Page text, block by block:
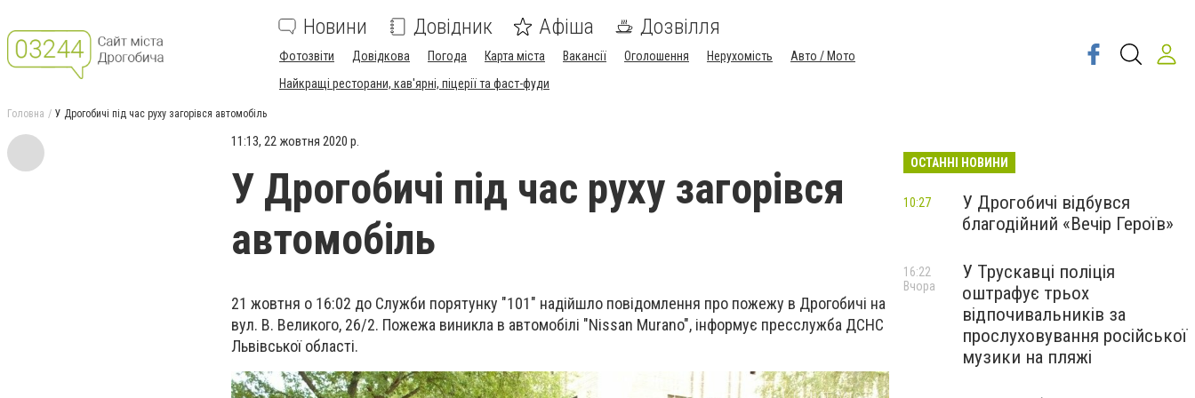
Новини Довідник Афіша Дозвілля
Фотозвіти Довідкова Погода Карта міста Вакансії Оголошення Нерухомість
Авто / Мото
Найкращі ресторани, кав'ярні, піцерії та фаст-фуди
Головна У Дрогобичі під час руху загорівся автомобіль
11:13, 22 жовтня 2020 р.
У Дрогобичі під час руху загорівся
автомобіль
21 жовтня о 16:02 до Служби порятунку "101" надійшло повідомлення про пожежу в Дрогобичі на
вул. В. Великого, 26/2. Пожежа виникла в автомобілі "Nissan Murano", інформує пресслужба ДСНС
Львівської області.
ОСТАННІ НОВИНИ
У Дрогобичі відбувся
благодійний «Вечір Героїв»
10:27
У Трускавці поліція
оштрафує трьох
відпочивальників за
прослуховування російської
музики на пляжі
16:22
Вчора